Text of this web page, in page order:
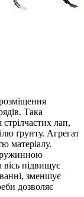
Така
стрілчастих лап,
ґрунту. Агрегат
матеріалу.
вісь підвищує
зменшує
дозволяє